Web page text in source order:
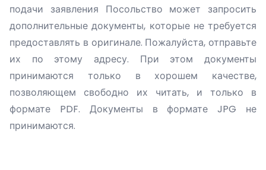
подачи заявления Посольство может запросить
дополнительные документы, которые не требуется
предоставлять в оригинале. Пожалуйста, отправьте
их по этому адресу. При этом документы
принимаются только в хорошем качестве,
позволяющем свободно их читать, и только в
формате PDF. Документы в формате JPG не
принимаются.